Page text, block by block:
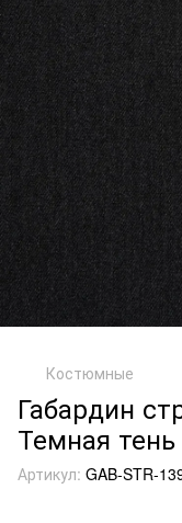
Костюмные
Габардин
Темная тень
Артикул: GAB-STR-